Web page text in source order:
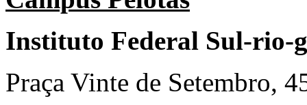
Instituto Federal Sul-rio-
Praça Vinte de Setembro,